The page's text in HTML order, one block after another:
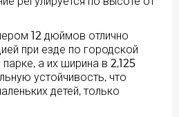
12 дюймов отлично
при езде по городской
а их ширина в 2,125
устойчивость, что
детей, только